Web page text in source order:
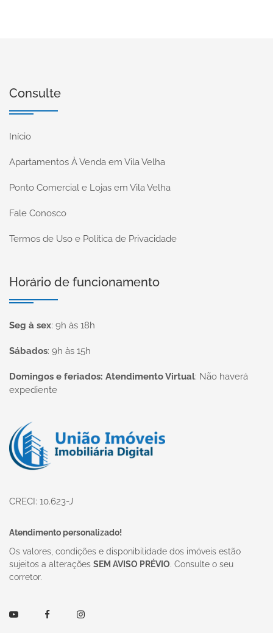
Consulte
Início
Apartamentos À Venda em Vila Velha
Ponto Comercial e Lojas em Vila Velha
Fale Conosco
Termos de Uso e Política de Privacidade
Horário de funcionamento
Seg à sex: 9h às 18h
Sábados: 9h às 15h
Domingos e feriados: Atendimento Virtual: Não haverá
expediente
Página inicial
CRECI: 10.623-J
Atendimento personalizado!
Os valores, condições e disponibilidade dos imóveis estão
sujeitos a alterações SEM AVISO PRÉVIO. Consulte o seu
corretor.
Youtube FacebookInstagram